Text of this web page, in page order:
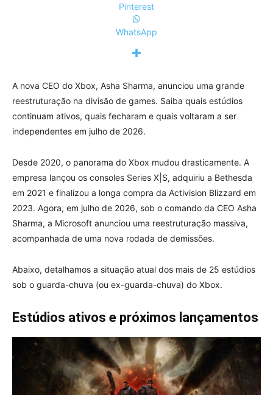
Pinterest
WhatsApp
A nova CEO do Xbox, Asha Sharma, anunciou uma grande
reestruturação na divisão de games. Saiba quais estúdios
continuam ativos, quais fecharam e quais voltaram a ser
independentes em julho de 2026.
Desde 2020, o panorama do Xbox mudou drasticamente. A
empresa lançou os consoles Series X|S, adquiriu a Bethesda
em 2021 e finalizou a longa compra da Activision Blizzard em
2023. Agora, em julho de 2026, sob o comando da CEO Asha
Sharma, a Microsoft anunciou uma reestruturação massiva,
acompanhada de uma nova rodada de demissões.
Abaixo, detalhamos a situação atual dos mais de 25 estúdios
sob o guarda-chuva (ou ex-guarda-chuva) do Xbox.
Estúdios ativos e próximos lançamentos